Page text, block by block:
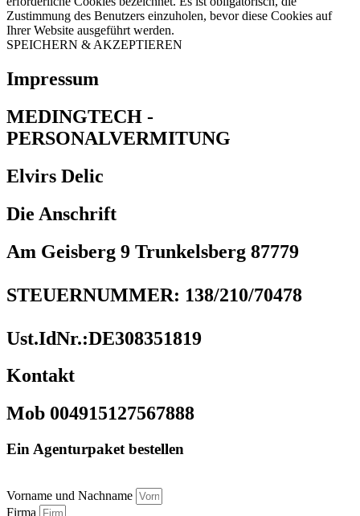
Zustimmung des Benutzers einzuholen, bevor diese Cookies auf
Ihrer Website ausgeführt werden.
SPEICHERN & AKZEPTIEREN
Impressum
MEDINGTECH -
PERSONALVERMITUNG
Elvirs Delic
Die Anschrift
Am Geisberg 9 Trunkelsberg 87779
STEUERNUMMER: 138/210/70478
Ust.IdNr.:DE308351819
Kontakt
Mob 004915127567888
Ein Agenturpaket bestellen
Vorname und Nachname
Firma